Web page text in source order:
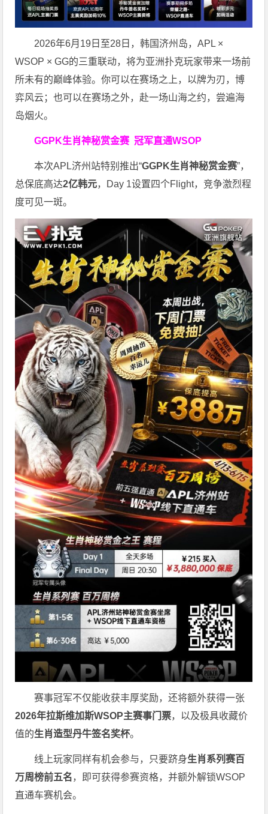
2026年6月19日至28日，韩国济州岛，APL ×
WSOP × GG的三重联动，将为亚洲扑克玩家带来一场前
所未有的巅峰体验。你可以在赛场之上，以牌为刃，博
弈风云；也可以在赛场之外，赴一场山海之约，尝遍海
岛烟火。
GGPK生肖神秘赏金赛冠军直通WSOP
本次APL济州站特别推出“GGPK生肖神秘赏金赛”，
总保底高达2亿韩元，Day 1设置四个Flight，竞争激烈程
度可见一斑。
赛事冠军不仅能收获丰厚奖励，还将额外获得一张
2026年拉斯维加斯WSOP主赛事门票，以及极具收藏价
值的生肖造型丹牛签名奖杯。
线上玩家同样有机会参与，只要跻身生肖系列赛百
万周榜前五名，即可获得参赛资格，并额外解锁WSOP
直通车赛机会。